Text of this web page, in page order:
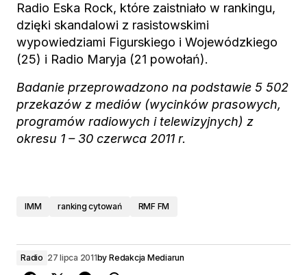
Radio Eska Rock, które zaistniało w rankingu,
dzięki skandalowi z rasistowskimi
wypowiedziami Figurskiego i Wojewódzkiego
(25) i Radio Maryja (21 powołań).
Badanie przeprowadzono na podstawie 5 502
przekazów z mediów (wycinków prasowych,
programów radiowych i telewizyjnych) z
okresu 1 – 30 czerwca 2011 r.
IMM ranking cytowań RMF FM
Radio 27 lipca 2011by Redakcja Mediarun